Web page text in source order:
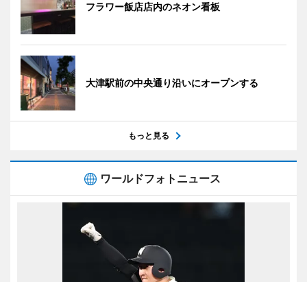
フラワー飯店店内のネオン看板
大津駅前の中央通り沿いにオープンする
もっと見る
ワールドフォトニュース